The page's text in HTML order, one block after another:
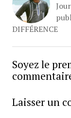
DIFFÉRENCE
Soyez le
Laisser un